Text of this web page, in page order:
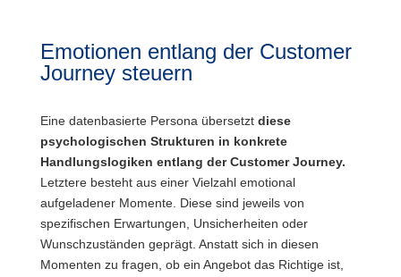
Emotionen entlang der Customer
Journey steuern
Eine datenbasierte Persona übersetzt diese
psychologischen Strukturen in konkrete
Handlungslogiken entlang der Customer Journey.
Letztere besteht aus einer Vielzahl emotional
aufgeladener Momente. Diese sind jeweils von
spezifischen Erwartungen, Unsicherheiten oder
Wunschzuständen geprägt. Anstatt sich in diesen
Momenten zu fragen, ob ein Angebot das Richtige ist,